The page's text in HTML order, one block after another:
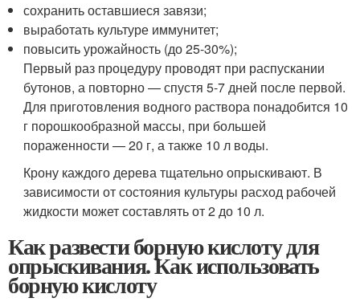
сохранить оставшиеся завязи;
выработать культуре иммунитет;
повысить урожайность (до 25-30%);
Первый раз процедуру проводят при распускании
бутонов, а повторно — спустя 5-7 дней после первой.
Для приготовления водного раствора понадобится 10
г порошкообразной массы, при большей
пораженности — 20 г, а также 10 л воды.
Крону каждого дерева тщательно опрыскивают. В
зависимости от состояния культуры расход рабочей
жидкости может составлять от 2 до 10 л.
Как развести борную кислоту для
опрыскивания. Как использовать
борную кислоту